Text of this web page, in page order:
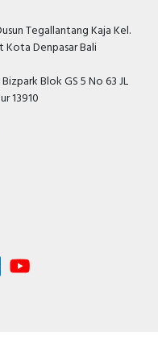
Tegallantang Kaja Kel.
Kota Denpasar Bali
Blok GS 5 No 63 JL
13910